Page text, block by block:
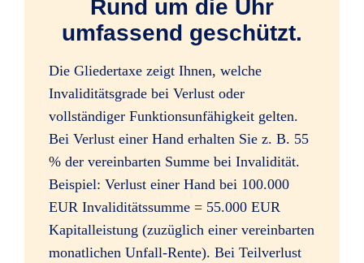
alle Impfschäden
Bewusstseinsstörungen durch
Alkoholeinfluss (beim Lenken von Kfz
bis 1,5 Promille)
Rund um die Uhr
umfassend geschützt.
Die Gliedertaxe zeigt Ihnen, welche
Invaliditätsgrade bei Verlust oder
vollständiger Funktionsunfähigkeit gelten.
Bei Verlust einer Hand erhalten Sie z. B. 55
% der vereinbarten Summe bei Invalidität.
Beispiel: Verlust einer Hand bei 100.000
EUR Invaliditätssumme = 55.000 EUR
Kapitalleistung (zuzüglich einer vereinbarten
monatlichen Unfall-Rente). Bei Teilverlust